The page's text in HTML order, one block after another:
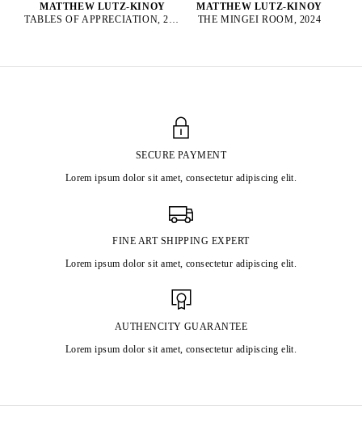
MATTHEW LUTZ-KINOY
TABLES OF APPRECIATION, 2022
MATTHEW LUTZ-KINOY
THE MINGEI ROOM, 2024
SECURE PAYMENT
Lorem ipsum dolor sit amet, consectetur adipiscing elit.
FINE ART SHIPPING EXPERT
Lorem ipsum dolor sit amet, consectetur adipiscing elit.
AUTHENCITY GUARANTEE
Lorem ipsum dolor sit amet, consectetur adipiscing elit.